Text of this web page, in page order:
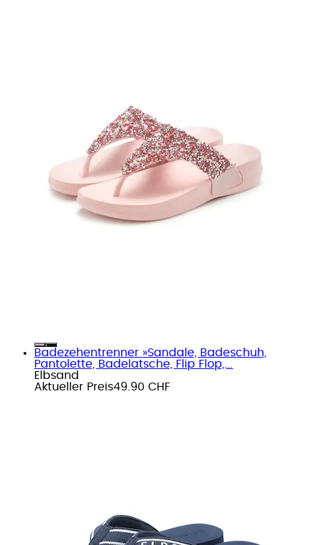
Badezehentrenner »Sandale, Badeschuh,
Pantolette, Badelatsche, Flip Flop,...
Elbsand
Aktueller Preis49.90 CHF